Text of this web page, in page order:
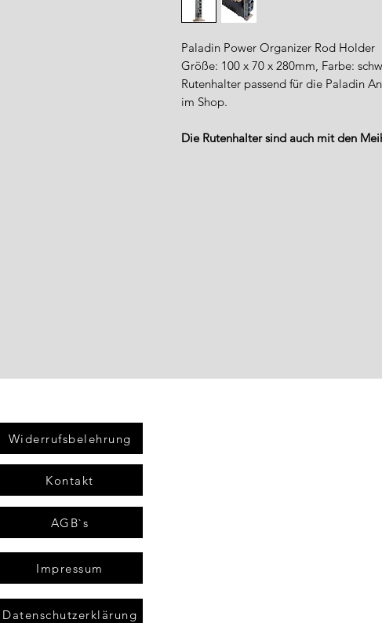
Paladin Power Organizer Rod Holder
Größe: 100 x 70 x 280mm, Farbe:
Rutenhalter passend für die Paladin
im Shop.
Die Rutenhalter sind auch mit den
Widerrufsbelehrung
Kontakt
AGB`s
Impressum
Datenschutzerklärung